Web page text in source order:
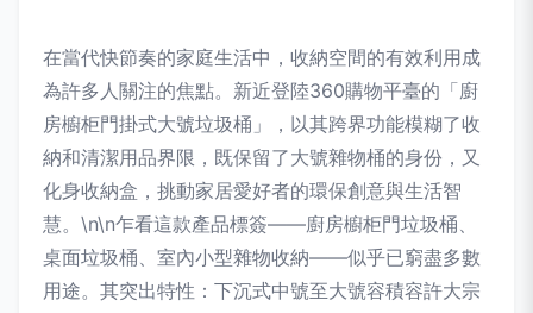
在當代快節奏的家庭生活中，收納空間的有效利用成
為許多人關注的焦點。新近登陸360購物平臺的「廚
房櫥柜門掛式大號垃圾桶」，以其跨界功能模糊了收
納和清潔用品界限，既保留了大號雜物桶的身份，又
化身收納盒，挑動家居愛好者的環保創意與生活智
慧。\n\n乍看這款產品標簽——廚房櫥柜門垃圾桶、
桌面垃圾桶、室內小型雜物收納——似乎已窮盡多數
用途。其突出特性：下沉式中號至大號容積容許大宗